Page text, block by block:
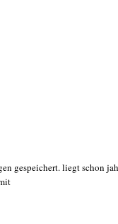
gespeichert. liegt schon